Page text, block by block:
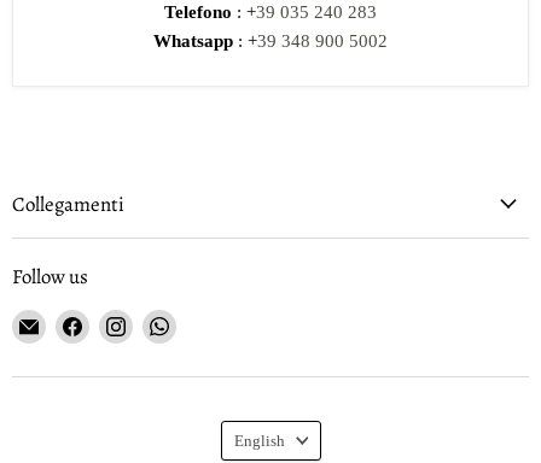
Telefono : +39 035 240 283
Whatsapp : +39 348 900 5002
Collegamenti
Follow us
Email
Gioielleria
Curnis
Find
on
Find
on
Find
on
Language
English